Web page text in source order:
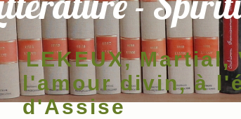
LEKEUX,
l'amour divin, à
d'Assise